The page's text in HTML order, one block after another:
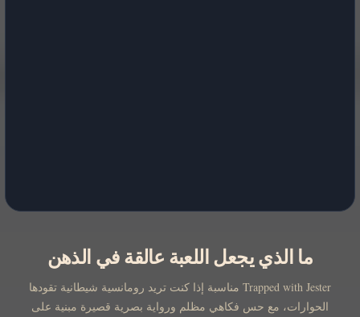
ما الذي يجعل اللعبة عالقة في الذهن
Trapped with Jester مناسبة إذا كنت تريد رومانسية شيطانية تقودها
الحوارات، مع حس فكاهي مظلم ورواية بصرية قصيرة مبنية على